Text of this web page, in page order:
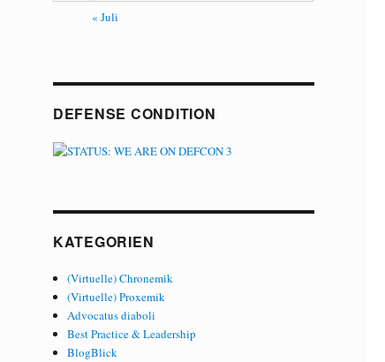
« Juli
DEFENSE CONDITION
KATEGORIEN
(Virtuelle) Chronemik
(Virtuelle) Proxemik
Advocatus diaboli
Best Practice & Leadership
BlogBlick